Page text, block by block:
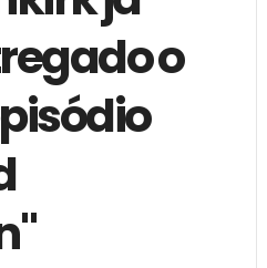
o